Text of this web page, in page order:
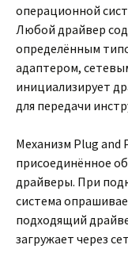
операционной
Любой драйвер
определённым
адаптером,
инициализирует
для передачи
Механизм Plug and
присоединённое
драйверы. При
система
подходящий
загружает через